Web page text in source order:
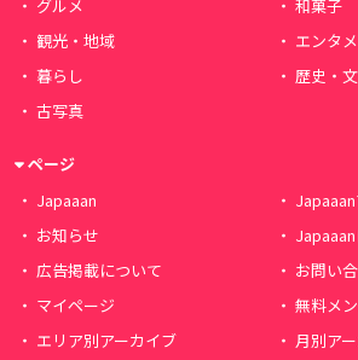
グルメ
和菓子
観光・地域
エンタメ
暮らし
歴史・
古写真
ページ
Japaaan
お知らせ
広告掲載について
お問い
マイページ
無料メ
エリア別アーカイブ
月別ア